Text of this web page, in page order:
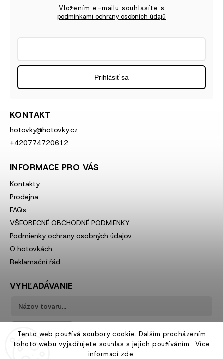
Tento web používá soubory cookie. Dalším procházením
tohoto webu vyjadřujete souhlas s jejich používáním.. Více
informací zde.
KONTAKT
hotovky@hotovky.cz
+420774720612
INFORMACE PRO VÁS
Kontakty
Prodejna
FAQs
VŠEOBECNÉ OBCHODNÉ PODMIENKY
Podmienky ochrany osobných údajov
O hotovkách
Reklamační řád
VYHĽADÁVANIE
Hľadať
Vložením e-mailu souhlasíte s
podmínkami ochrany osobních údajů
Prihlásiť sa